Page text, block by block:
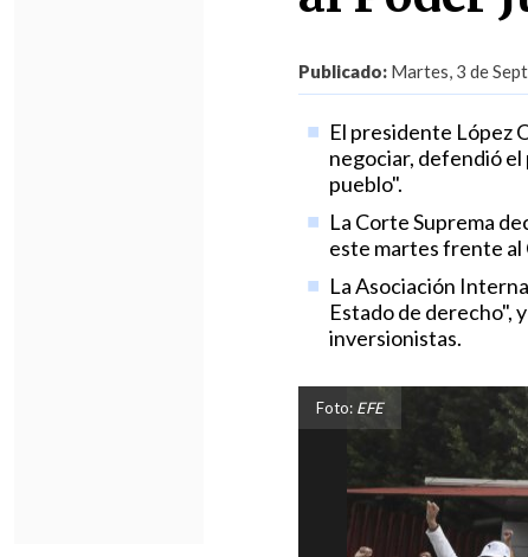
Publicado: Martes, 3 de
El presidente López
negociar, defendió
pueblo".
La Corte Suprema
este martes frente
La Asociación
Estado de derecho",
inversionistas.
Foto: EFE